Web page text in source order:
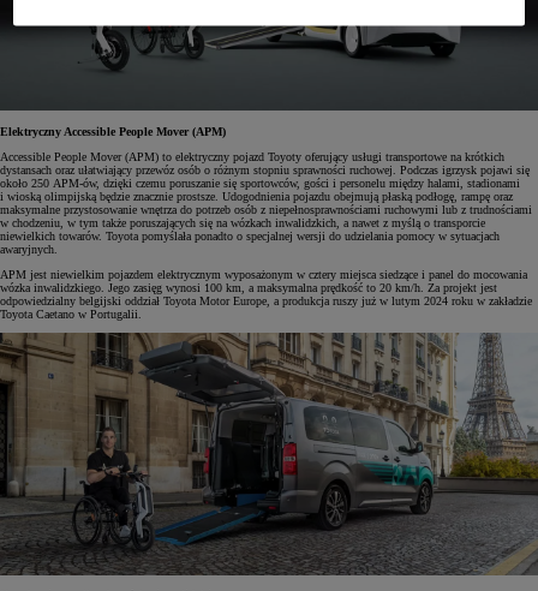
Elektryczny Accessible People Mover (APM)
Accessible People Mover (APM) to elektryczny pojazd Toyoty oferujący usługi transportowe na krótkich
dystansach oraz ułatwiający przewóz osób o różnym stopniu sprawności ruchowej. Podczas igrzysk pojawi się
około 250 APM-ów, dzięki czemu poruszanie się sportowców, gości i personelu między halami, stadionami
i wioską olimpijską będzie znacznie prostsze. Udogodnienia pojazdu obejmują płaską podłogę, rampę oraz
maksymalne przystosowanie wnętrza do potrzeb osób z niepełnosprawnościami ruchowymi lub z trudnościami
w chodzeniu, w tym także poruszających się na wózkach inwalidzkich, a nawet z myślą o transporcie
niewielkich towarów. Toyota pomyślała ponadto o specjalnej wersji do udzielania pomocy w sytuacjach
awaryjnych.
APM jest niewielkim pojazdem elektrycznym wyposażonym w cztery miejsca siedzące i panel do mocowania
wózka inwalidzkiego. Jego zasięg wynosi 100 km, a maksymalna prędkość to 20 km/h. Za projekt jest
odpowiedzialny belgijski oddział Toyota Motor Europe, a produkcja ruszy już w lutym 2024 roku w zakładzie
Toyota Caetano w Portugalii.